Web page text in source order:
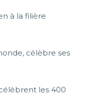
à la filière
célèbre ses
les 400